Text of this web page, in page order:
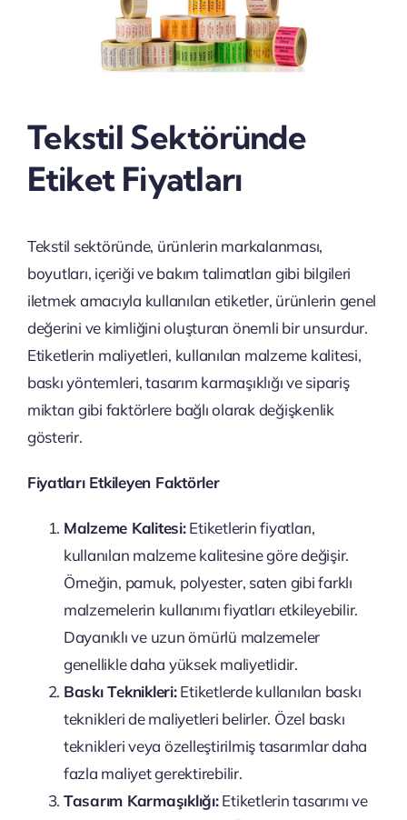
Tekstil Sektöründe
Etiket Fiyatları
Tekstil sektöründe, ürünlerin markalanması,
boyutları, içeriği ve bakım talimatları gibi bilgileri
iletmek amacıyla kullanılan etiketler, ürünlerin genel
değerini ve kimliğini oluşturan önemli bir unsurdur.
Etiketlerin maliyetleri, kullanılan malzeme kalitesi,
baskı yöntemleri, tasarım karmaşıklığı ve sipariş
miktarı gibi faktörlere bağlı olarak değişkenlik
gösterir.
Fiyatları Etkileyen Faktörler
Malzeme Kalitesi:Etiketlerin fiyatları,
kullanılan malzeme kalitesine göre değişir.
Örneğin, pamuk, polyester, saten gibi farklı
malzemelerin kullanımı fiyatları etkileyebilir.
Dayanıklı ve uzun ömürlü malzemeler
genellikle daha yüksek maliyetlidir.
Baskı Teknikleri:Etiketlerde kullanılan baskı
teknikleri de maliyetleri belirler. Özel baskı
teknikleri veya özelleştirilmiş tasarımlar daha
fazla maliyet gerektirebilir.
Tasarım Karmaşıklığı:Etiketlerin tasarımı ve